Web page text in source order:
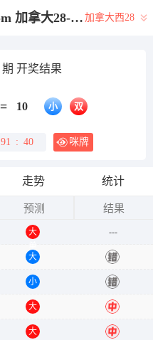
谨记地址-28YC.com 加拿大28-预测网|结果查询|加拿大PC28大神预测|加拿大PC历史走势|加拿大结果咪牌查询|加拿大28刮奖预测 加拿大西28
期 开奖结果
= 10 小 双
91 : 40 咪牌
走势 统计
预测 结果
大
---
大 错
小 错
大 中
大 中